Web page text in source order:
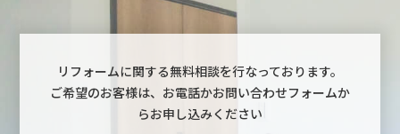
リフォームに関する無料相談を行なっております。
ご希望のお客様は、お電話かお問い合わせフォームか
らお申し込みください